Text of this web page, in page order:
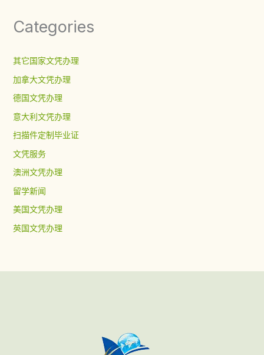
Categories
其它国家文凭办理
加拿大文凭办理
德国文凭办理
意大利文凭办理
扫描件定制毕业证
文凭服务
澳洲文凭办理
留学新闻
美国文凭办理
英国文凭办理